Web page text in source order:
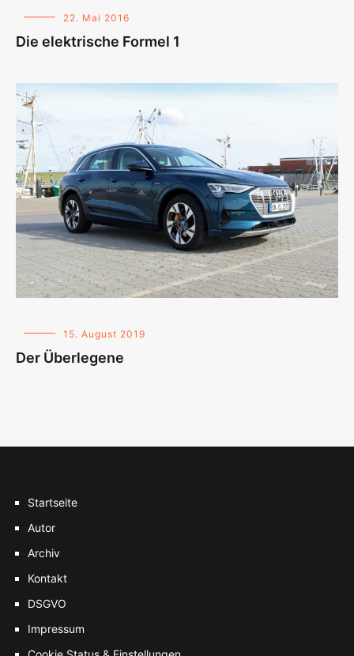
22. Mai 2016
Die elektrische Formel 1
15. August 2019
Der Überlegene
Startseite
Autor
Archiv
Kontakt
DSGVO
Impressum